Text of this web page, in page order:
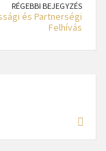
RÉGEBBI BEJEGYZÉS
és Partnerségi
Felhívás